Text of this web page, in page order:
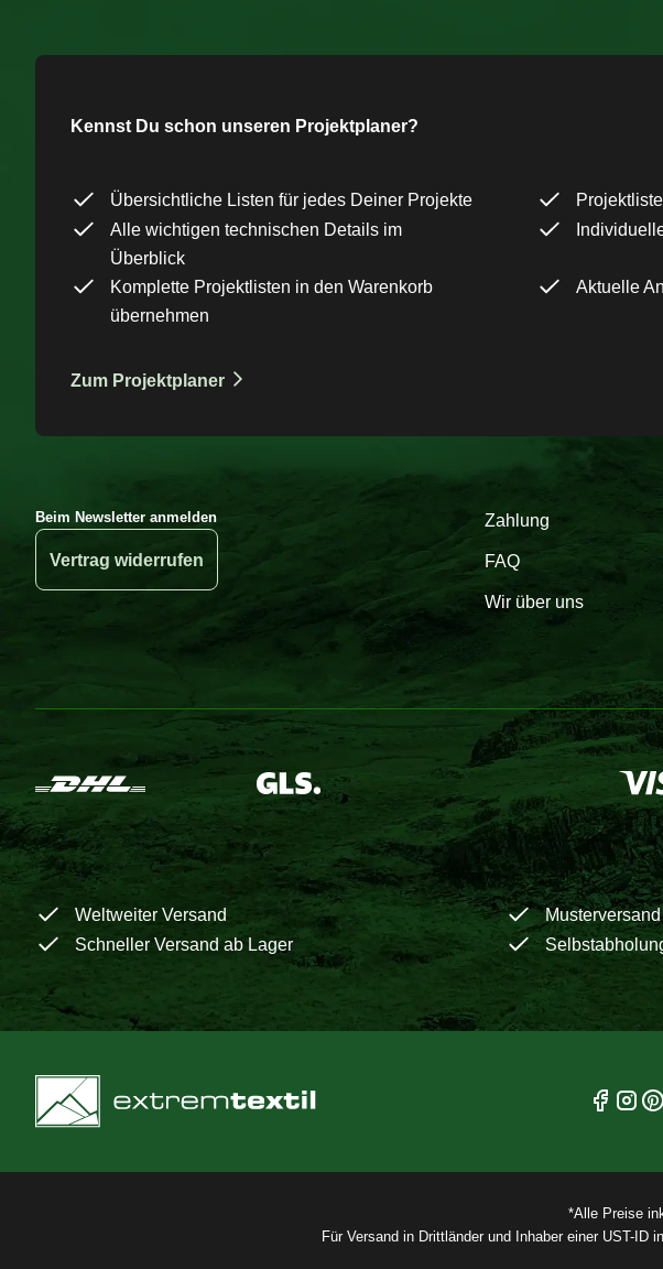
Kennst Du schon unseren Projektplaner?
Übersichtliche Listen für jedes Deiner Projekte
Alle wichtigen technischen Details im
Überblick
Komplette Projektlisten in den Warenkorb
übernehmen
Aktuelle
Zum Projektplaner
Beim Newsletter anmelden
Vertrag widerrufen
Zahlung
FAQ
Wir über uns
Weltweiter Versand Musterversand
Schneller Versand ab Lager
*Alle Preise
Für Versand in Drittländer und Inhaber einer UST-ID